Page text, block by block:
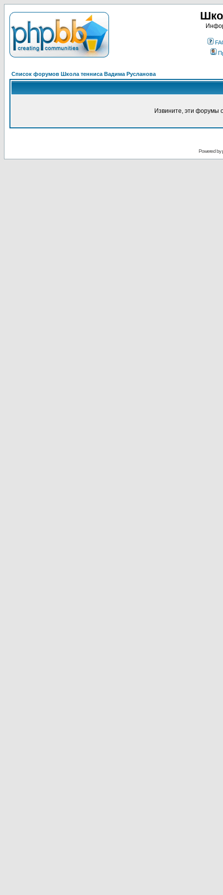
Список форумов Школа тенниса Вадима Русланова
Извините, эти форумы
Powered by